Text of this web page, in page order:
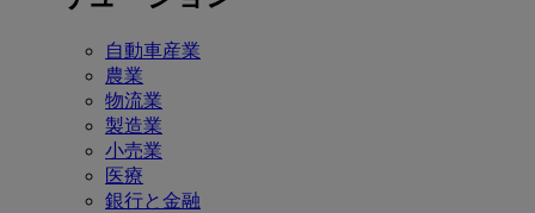
自動車産業
農業
物流業
製造業
小売業
医療
銀行と金融